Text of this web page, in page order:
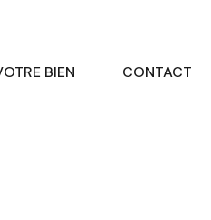
BIEN CONTACT